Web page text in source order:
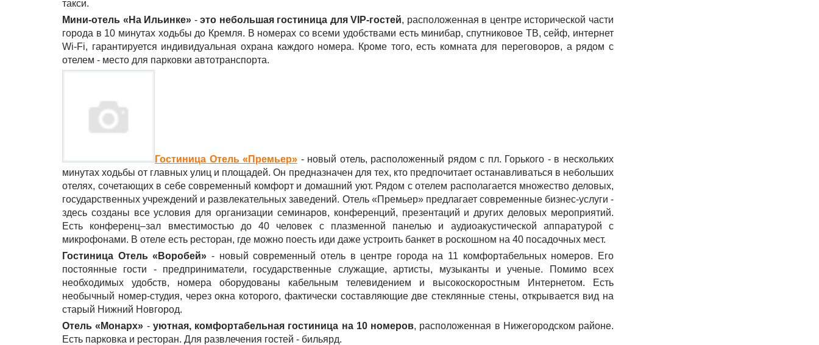
такси.
Мини-отель «На Ильинке» -это небольшая гостиница для VIP-гостей, расположенная в центре исторической части
города в 10 минутах ходьбы до Кремля. В номерах со всеми удобствами есть минибар, спутниковое ТВ, сейф, интернет
Wi-Fi, гарантируется индивидуальная охрана каждого номера. Кроме того, есть комната для переговоров, а рядом с
отелем - место для парковки автотранспорта.
Гостиница Отель «Премьер» - новый отель, расположенный рядом с пл. Горького - в нескольких
минутах ходьбы от главных улиц и площадей. Он предназначен для тех, кто предпочитает останавливаться в небольших
отелях, сочетающих в себе современный комфорт и домашний уют. Рядом с отелем располагается множество деловых,
государственных учреждений и развлекательных заведений. Отель «Премьер» предлагает современные бизнес-услуги -
здесь созданы все условия для организации семинаров, конференций, презентаций и других деловых мероприятий.
Есть конференц–зал вместимостью до 40 человек с плазменной панелью и аудиоакустической аппаратурой с
микрофонами. В отеле есть ресторан, где можно поесть иди даже устроить банкет в роскошном на 40 посадочных мест.
Гостиница Отель «Воробей» - новый современный отель в центре города на 11 комфортабельных номеров. Его
постоянные гости - предприниматели, государственные служащие, артисты, музыканты и ученые. Помимо всех
необходимых удобств, номера оборудованы кабельным телевидением и высокоскоростным Интернетом. Есть
необычный номер-студия, через окна которого, фактически составляющие две стеклянные стены, открывается вид на
старый Нижний Новгород.
Отель «Монарх» - уютная, комфортабельная гостиница на 10 номеров, расположенная в Нижегородском районе.
Есть парковка и ресторан. Для развлечения гостей - бильярд.